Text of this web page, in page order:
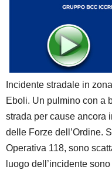
Incidente stradale in
Eboli. Un pulmino con a
strada per cause ancora
delle Forze dell’Ordine.
Operativa 118, sono
luogo dell’incidente